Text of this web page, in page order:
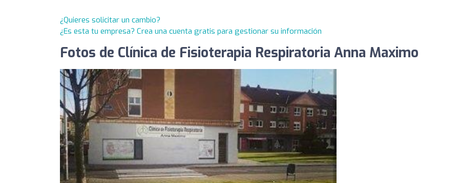
¿Quieres solicitar un cambio?
¿Es esta tu empresa? Crea una cuenta gratis para gestionar su información
Fotos de Clínica de Fisioterapia Respiratoria Anna Maximo